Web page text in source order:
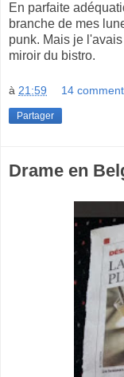
En parfaite
branche de mes
punk. Mais je
miroir du bistro.
à 21:59 14
Partager
Drame en